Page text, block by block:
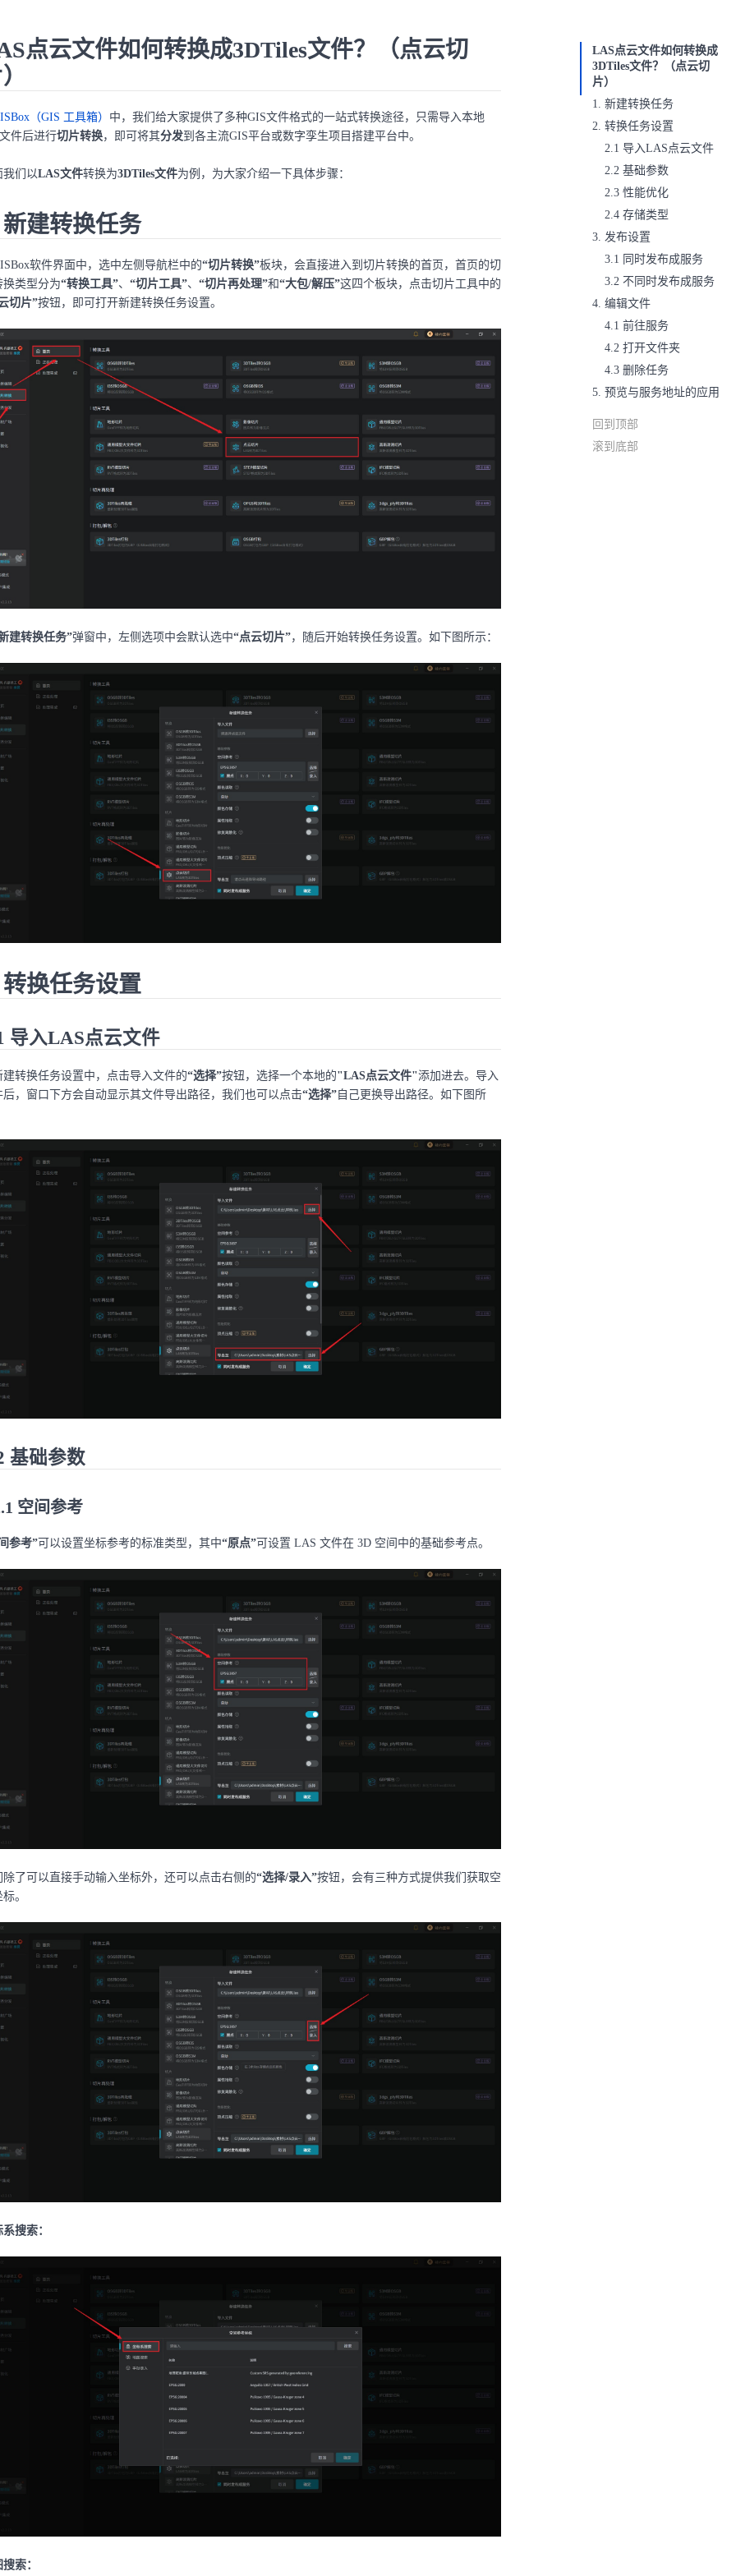
点云文件如何转换成3DTiles文件？（点云切
（GIS 工具箱） 中，我们给大家提供了多种GIS文件格式的一站式转换途径，只需导入本地
件后进行切片转换，即可将其分发到各主流GIS平台或数字孪生项目搭建平台中。
我们以LAS文件转换为3DTiles文件为例，为大家介绍一下具体步骤：
新建转换任务
软件界面中，选中左侧导航栏中的“切片转换”板块，会直接进入到切片转换的首页，首页的切
换类型分为“转换工具”、 “切片工具”、 “切片再处理”和“大包/解压”这四个板块，点击切片工具中的
切片”按钮，即可打开新建转换任务设置。
建转换任务”弹窗中，左侧选项中会默认选中“点云切片”，随后开始转换任务设置。如下图所示：
转换任务设置
导入LAS点云文件
建转换任务设置中，点击导入文件的“选择”按钮，选择一个本地的"LAS点云文件"添加进去。导入
后，窗口下方会自动显示其文件导出路径，我们也可以点击“选择”自己更换导出路径。如下图所
基础参数
空间参考
参考”可以设置坐标参考的标准类型，其中“原点”可设置 LAS 文件在 3D 空间中的基础参考点。
除了可以直接手动输入坐标外，还可以点击右侧的“选择/录入”按钮，会有三种方式提供我们获取空
。
搜索：
索：
LAS点云文件如何转换成
3DTiles文件？（点云切
片）
1. 新建转换任务
2. 转换任务设置
2.1 导入LAS点云文件
2.2 基础参数
2.2.1 空间参考
2.2.2 颜色读取
2.2.3 颜色存储
2.2.4 属性拾取
2.2.5 修复离散化
2.3 性能优化
2.4 存储类型
3. 发布设置
3.1 同时发布成服务
3.2 不同时发布成服务
4. 编辑文件
4.1 前往服务
4.2 打开文件夹
4.3 删除任务
5. 预览与服务地址的应用
回到顶部
滚到底部